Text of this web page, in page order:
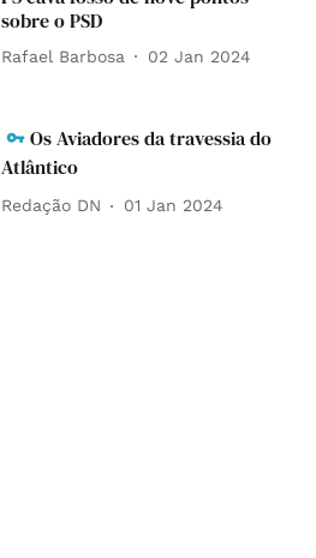
sobre o PSD
Rafael Barbosa 02 Jan 2024
Os Aviadores da travessia do
Atlântico
Redação DN 01 Jan 2024